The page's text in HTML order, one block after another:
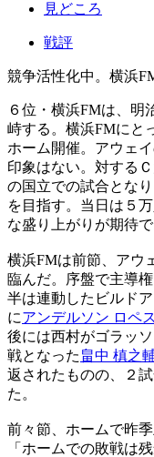
見どころ
戦評
競争活性化中。横浜
６位・横浜FMは、明
峙する。横浜FMにと
ホーム開催。アウェ
印象はない。対する
の国立での試合とな
を目指す。当日は５
な盛り上がりが期待で
横浜FMは前節、アウ
臨んだ。序盤で主導
半は連動したビルド
にアンデルソン ロペス
後には西村がゴラッ
戦となった 畠中 槙之
返されたものの、２
た。
前々節、ホームで昨
「ホームでの敗戦は